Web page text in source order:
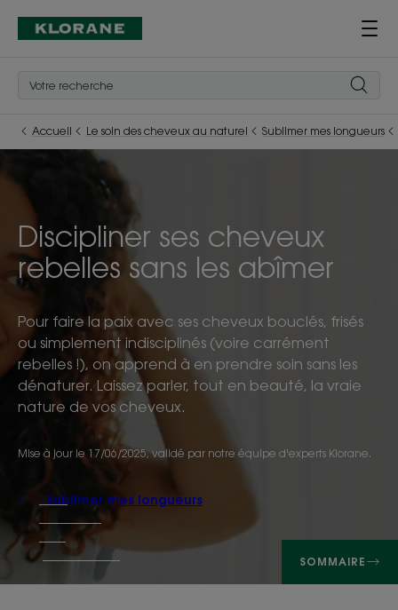
Accueil Le soin des cheveux au naturel Sublimer mes longueurs
Discipliner ses cheveux
rebelles sans les abîmer
Pour faire la paix avec ses cheveux bouclés, frisés
ou simplement indisciplinés (voire carrément
rebelles !), on apprend à en prendre soin sans les
dénaturer. Laissez parler, tout en beauté, la vraie
nature de vos cheveux.
Mise à jour le 17/06/2025, validé par notre équipe d'experts Klorane.
Sublimer mes longueurs
SOMMAIRE